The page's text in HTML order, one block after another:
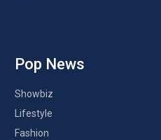
Pop News
Showbiz
Lifestyle
Fashion